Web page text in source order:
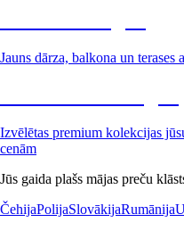
Jauns dārza, balkona un
Izvēlētas premium kolekcijas
cenām
Jūs gaida plašs mājas preču
ČehijaPolijaSlovākijaRumānija